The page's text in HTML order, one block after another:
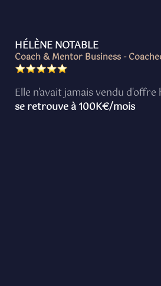
HÉLÈNE NOTABLE
Coach & Mentor Business -
Elle n'avait jamais vendu d'offre
se retrouve à 100K€/mois